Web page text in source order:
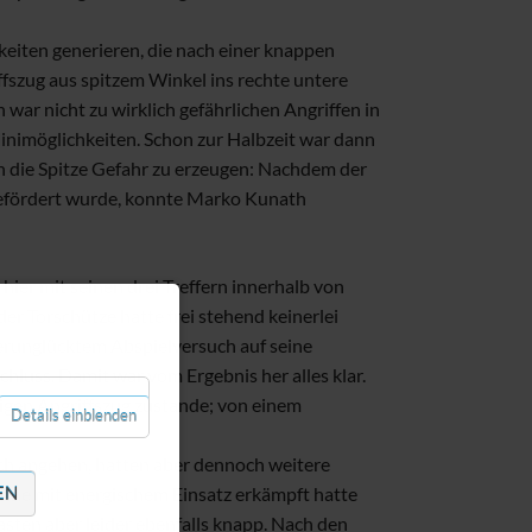
generieren, die nach einer knappen
aus spitzem Winkel ins rechte untere
war nicht zu wirklich gefährlichen Angriffen in
Schon zur Halbzeit war dann
Spitze Gefahr zu erzeugen: Nachdem der
wurde, konnte Marko Kunath
mit seinen drei Treffern innerhalb von
Torschütze hatte frei stehend keinerlei
Abspielversuch auf seine
Damit war vom Ergebnis her alles klar.
Angriffszug zustande; von einem
angehen, hatten aber dennoch weitere
mit energischem Einsatz erkämpft hatte
aber leider ebenfalls knapp. Nach den
Details einblenden